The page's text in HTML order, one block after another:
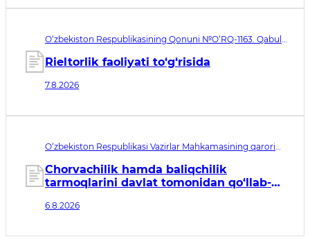
O‘zbekiston Respublikasining Qonuni №O‘RQ-1163. Qabul
Rieltorlik faoliyati to‘g‘risida
7.8.2026
O‘zbekiston Respublikasi Vazirlar Mahkamasining qarori
sanasi 07.08.2026
Chorvachilik hamda baliqchilik
tarmoqlarini davlat tomonidan qo‘llab-
tadbirlari to‘g‘risida
6.8.2026